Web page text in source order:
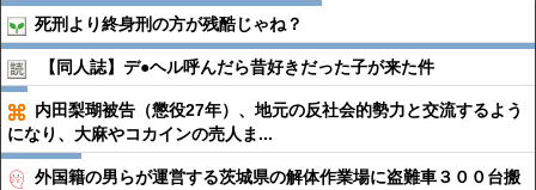
死刑より終身刑の方が残酷じゃね？
【同人誌】デ●︎ヘル呼んだら昔好きだった子が来た件
内田梨瑚被告（懲役27年）、地元の反社会的勢力と交流するよう
になり、大麻やコカインの売人ま...
外国籍の男らが運営する茨城県の解体作業場に盗難車３００台搬